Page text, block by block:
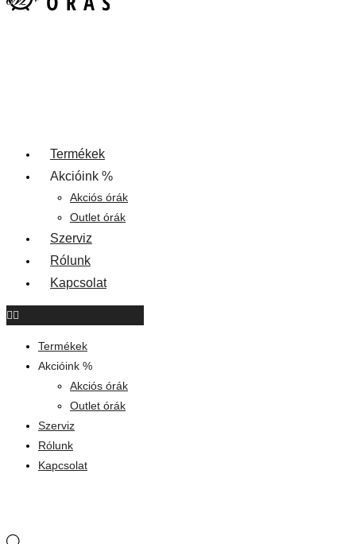
Termékek
Akcióink %
Akciós órák
Outlet órák
Szerviz
Rólunk
Kapcsolat
Termékek
Akcióink %
Akciós órák
Outlet órák
Szerviz
Rólunk
Kapcsolat